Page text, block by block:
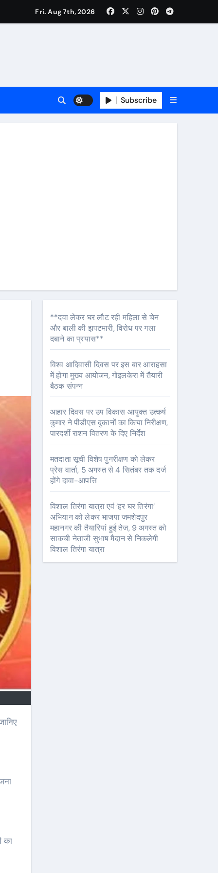
सुभाष मैदान से निकलेगी विशाल तिरंगा यात्रा
कर कार्य शुरु करवाएगीःसीनियर जीएम
Fri. Aug 7th, 2026
Subscribe
का
**दवा लेकर घर लौट रही महिला से चेन
और बाली की झपटमारी, विरोध पर गला
दबाने का प्रयास**
विश्व आदिवासी दिवस पर इस बार आराहसा
में होगा मुख्य आयोजन, गोइलकेरा में तैयारी
बैठक संपन्न
आहार दिवस पर उप विकास आयुक्त उत्कर्ष
कुमार ने पीडीएस दुकानों का किया निरीक्षण,
पारदर्शी राशन वितरण के दिए निर्देश
मतदाता सूची विशेष पुनरीक्षण को लेकर
प्रेस वार्ता, 5 अगस्त से 4 सितंबर तक दर्ज
होंगे दावा-आपत्ति
विशाल तिरंगा यात्रा एवं ‘हर घर तिरंगा’
अभियान को लेकर भाजपा जमशेदपुर
महानगर की तैयारियां हुई तेज, 9 अगस्त को
साकची नेताजी सुभाष मैदान से निकलेगी
विशाल तिरंगा यात्रा